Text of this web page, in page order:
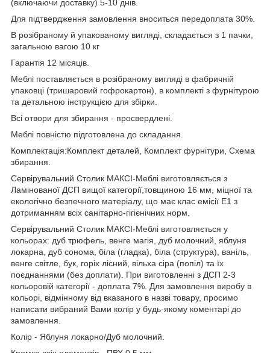
(включаючи доставку) 5-10 днів.
Для підтвердження замовлення вноситься передоплата 30%.
В розібраному й упакованому вигляді, складається з 1 пачки,
загальною вагою 10 кг
Гарантія 12 місяців.
Меблі поставляється в розібраному вигляді в фабричній
упаковці (тришаровий гофрокартон), в комплекті з фурнітурою
та детальною інструкцією для збірки.
Всі отвори для збирання - просвердлені.
Меблі повністю підготовлена до складання.
Комплектація:Комплект деталей, Комплект фурнітури, Схема
збирання.
Сервірувальний Столик МАКСІ-Меблі виготовляється з
Ламінованої ДСП вищої категорії,товщиною 16 мм, міцної та
екологічно безпечного матеріалу, що має клас емісії Е1 з
дотриманням всіх санітарно-гігієнічних норм.
Сервірувальний Столик МАКСІ-Меблі виготовляється у
кольорах: дуб трюфель, венге магія, дуб молочний, яблуня
локарна, дуб сонома, біла (гладка), біла (структура), ваніль,
венге світле, бук, горіх лісний, вільха сіра (попіл) та їх
поєднаннями (без доплати). При виготовленні з ДСП 2-3
кольоровій категорії - доплата 7%. Для замовлення виробу в
кольорі, відмінному від вказаного в назві товару, просимо
написати вибраний Вами колір у будь-якому коментарі до
замовлення.
Колір - Яблуня локарно/Дуб молочний.